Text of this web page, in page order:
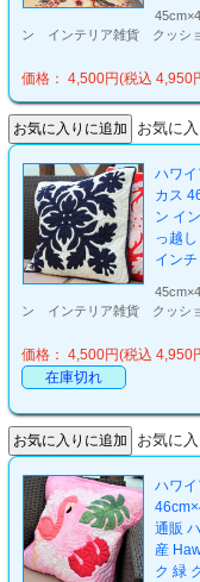
ン インテリア雑貨 クッシ
価格： 4,500円(税込 4,950
お気に
ハワ
カス
ン イ
っ越
インチ
ン インテリア雑貨 クッシ
価格： 4,500円(税込 4,950
在庫切れ
お気に
ハワ
通販
産
ク 緑